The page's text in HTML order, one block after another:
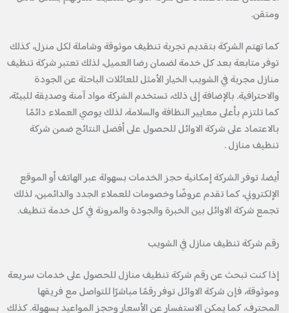
ومتقن.
كما تهتم الشركة بتقديم تجربة تنظيف موثوقة وشاملة لكل منزل، كذلك
توفر متابعة بعد كل خدمة لضمان رضا العميل، لذلك تعتبر شركة تنظيف
منازل مجربة في الشويب الخيار الأمثل للعائلات الباحثة عن الجودة
والاحترافية. بالإضافة إلى ذلك، تستخدم الشركة مواد آمنة وصديقة للبيئة،
كما تلتزم بأعلى معايير النظافة والسلامة، لذلك يوصي العملاء دائمًا
بالاعتماد على شركة الاوائل للحصول على أفضل النتائج ضمن شركة
تنظيف منازل .
أيضا، توفر الشركة إمكانية حجز الخدمات بسهولة عبر الهاتف أو الموقع
الإلكتروني، كما تقدم عروضًا وخصومات للعملاء الجدد والدائمين، لذلك
تجمع شركة الاوائل بين الخبرة والجودة والمرونة في كل خدمة تنظيف.
رقم شركة تنظيف منازل في الشويب
إذا كنت تبحث عن رقم شركة تنظيف منازل للحصول على خدمات سريعة
وموثوقة، فإن شركة الاوائل توفر رقمًا مباشرًا للتواصل مع فريقها
المحترف، كما يمكن الاستفسار عن الأسعار وحجز المواعيد بسهولة. كذلك